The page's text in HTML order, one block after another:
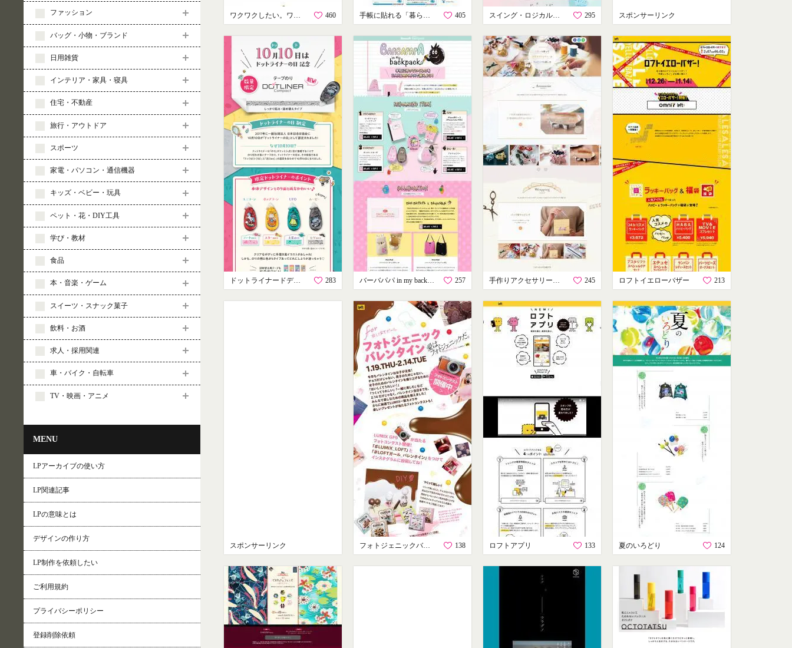
ファッション
バッグ・小物・ブランド
日用雑貨
インテリア・家具・寝具
住宅・不動産
旅行・アウトドア
スポーツ
家電・パソコン・通信機器
キッズ・ベビー・玩具
ペット・花・DIY工具
学び・教材
食品
本・音楽・ゲーム
スイーツ・スナック菓子
飲料・お酒
求人・採用関連
車・バイク・自転車
TV・映画・アニメ
MENU
LPアーカイブの使い方
LP関連記事
LPの意味とは
デザインの作り方
LP制作を依頼したい
ご利用規約
プライバシーポリシー
登録削除依頼
ワクワクしたい。ワクワクさせたい。 460 手帳に貼れる「暮らしのキロク」 405 スイング・ロジカルカラーノート 295 スポンサーリンク
ドットライナードデカクッション プレゼントキャンペーン！ 283 バーバパパ in my backpack 257 手作りアクセサリーならガーリー「テプラ」 245 ロフトイエローバザー 213
スポンサーリンク フォトジェニックバレンタイン 138 ロフトアプリ 133 夏のいろどり 124